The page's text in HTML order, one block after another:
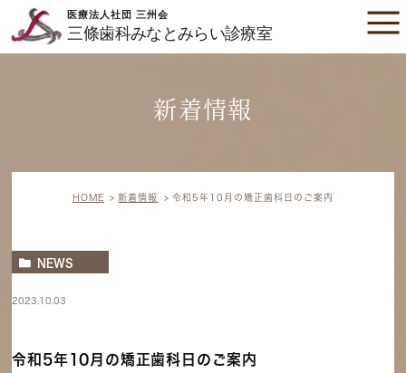
新着情報
HOME 新着情報 令和5年10月の矯正歯科日のご案内
NEWS
2023.10.03
令和5年10月の矯正歯科日のご案内